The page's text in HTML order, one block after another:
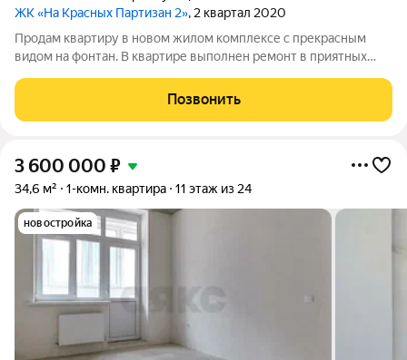
ЖК «На Красных Партизан 2», 2 квартал 2020
Продам квартиру в новом жилом комплексе с прекрасным
видом на фонтан. В квартире выполнен ремонт в приятных
На территории жилого комплекса современные детские и
спортивные площадки, магазины,
Позвонить
3 600 000 ₽
34,6 м² 1-комн. квартира 11 этаж из 24
новостройка